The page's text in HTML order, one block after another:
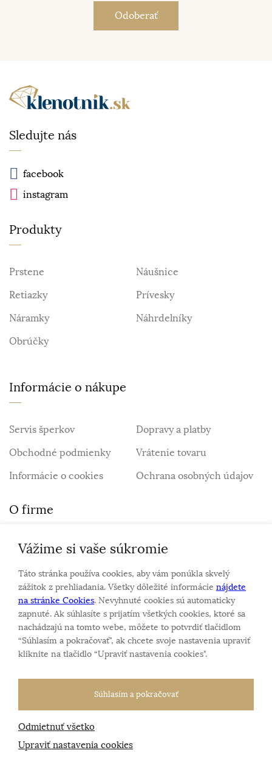
Sledujte nás
facebook
instagram
Produkty
Prstene
Náušnice
Retiazky
Prívesky
Náramky
Náhrdelníky
Obrúčky
Informácie o nákupe
Servis šperkov
Dopravy a platby
Obchodné podmienky
Vrátenie tovaru
Informácie o cookies
Ochrana osobných údajov
O firme
Personalizovaný šperk
O nás
Kontakt
Sme rodinná firma a zameriavame sa na predaj hodiniek
a šperkov od roku 1994.
Pozrite sa na naše ďaľšie web stránky.
Všetky práva vyhradené
Tvorba e-shopovodBlueweb s.r.o.
Vážime si vaše súkromie
Táto stránka používa cookies, aby vám ponúkla skvelý
zážitok z prehliadania. Všetky dôležité informácie nájdete
na stránke Cookies. Nevyhnuté cookies sú automaticky
zapnuté. Ak súhlasíte s prijatím všetkých cookies, ktoré sa
nachádzajú na tomto webe, môžete to potvrdiť tlačidlom
“Súhlasím a pokračovať", ak chcete svoje nastavenia upraviť
kliknite na tlačidlo “Upraviť nastavenia cookies".
Súhlasím a pokračovať
Odmietnuť všetko
Upraviť nastavenia cookies